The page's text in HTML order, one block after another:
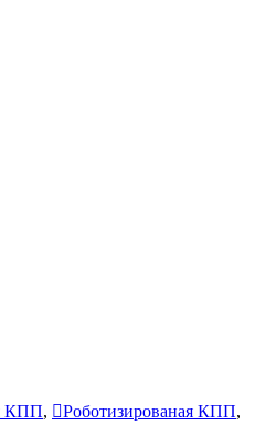
КПП, Роботизированая КПП,